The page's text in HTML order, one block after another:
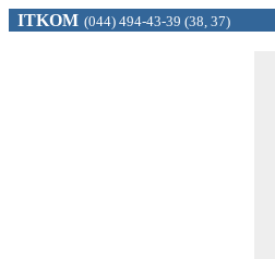
ITKOM (044) 494-43-39 (38, 37)